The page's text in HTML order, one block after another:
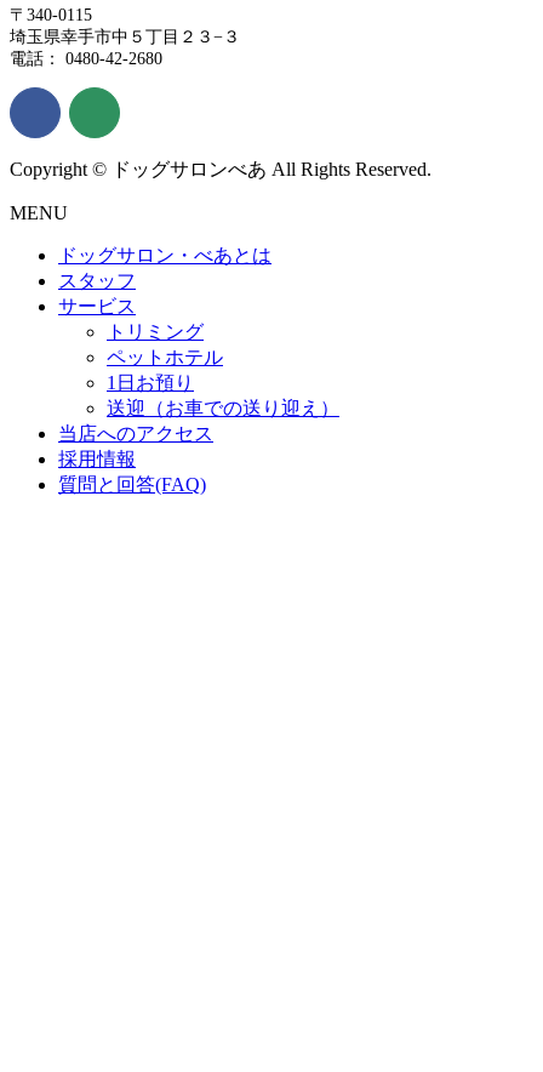
〒340-0115
埼玉県幸手市中５丁目２３−３
電話： 0480-42-2680
Copyright © ドッグサロンべあ All Rights Reserved.
MENU
ドッグサロン・べあとは
スタッフ
サービス
トリミング
ペットホテル
1日お預り
送迎（お車での送り迎え）
当店へのアクセス
採用情報
質問と回答(FAQ)